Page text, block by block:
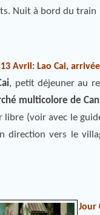
Nuit à bord du train
Avril: Lao Cai,
, petit déjeuner au
multicolore de Can
libre (voir avec le
direction vers le
Jour